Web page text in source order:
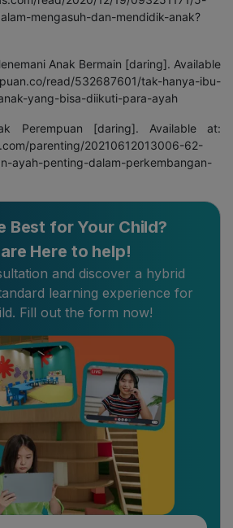
mengasuh-dan-mendidik-anak?
Anak Bermain [daring]. Available
read/532687601/tak-hanya-ibu-
yang-bisa-diikuti-para-ayah
Perempuan [daring]. Available at:
parenting/20210612013006-62-
ayah-penting-dalam-perkembangan-
Best for Your Child?
Here to help!
and discover a hybrid
learning experience for
Fill out the form now!